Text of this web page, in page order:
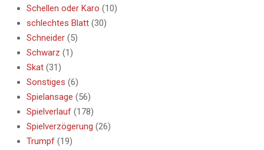
Schellen oder Karo (10)
schlechtes Blatt (30)
Schneider (5)
Schwarz (1)
Skat (31)
Sonstiges (6)
Spielansage (56)
Spielverlauf (178)
Spielverzögerung (26)
Trumpf (19)